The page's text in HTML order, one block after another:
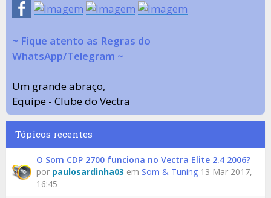
~ Fique atento as Regras do
WhatsApp/Telegram ~
Um grande abraço,
Equipe - Clube do Vectra
Tópicos recentes
O Som CDP 2700 funciona no Vectra Elite 2.4 2006?
por paulosardinha03 em Som & Tuning 13 Mar 2017,
16:45